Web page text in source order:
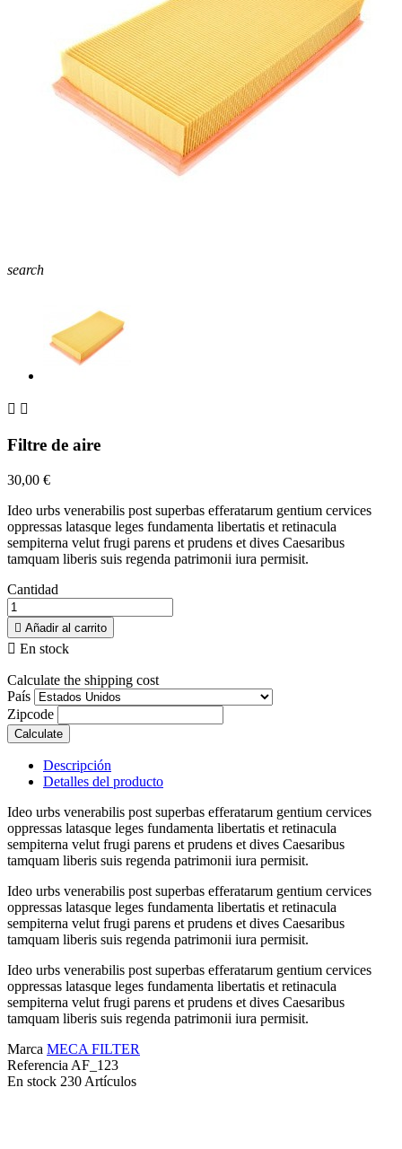
search
 
Filtre de aire
30,00 €
Ideo urbs venerabilis post superbas efferatarum gentium cervices
oppressas latasque leges fundamenta libertatis et retinacula
sempiterna velut frugi parens et prudens et dives Caesaribus
tamquam liberis suis regenda patrimonii iura permisit.
Cantidad
 Añadir al carrito
 En stock
Calculate the shipping cost
País
Zipcode
Calculate
Descripción
Detalles del producto
Ideo urbs venerabilis post superbas efferatarum gentium cervices
oppressas latasque leges fundamenta libertatis et retinacula
sempiterna velut frugi parens et prudens et dives Caesaribus
tamquam liberis suis regenda patrimonii iura permisit.
Ideo urbs venerabilis post superbas efferatarum gentium cervices
oppressas latasque leges fundamenta libertatis et retinacula
sempiterna velut frugi parens et prudens et dives Caesaribus
tamquam liberis suis regenda patrimonii iura permisit.
Ideo urbs venerabilis post superbas efferatarum gentium cervices
oppressas latasque leges fundamenta libertatis et retinacula
sempiterna velut frugi parens et prudens et dives Caesaribus
tamquam liberis suis regenda patrimonii iura permisit.
Marca MECA FILTER
Referencia AF_123
En stock 230 Artículos